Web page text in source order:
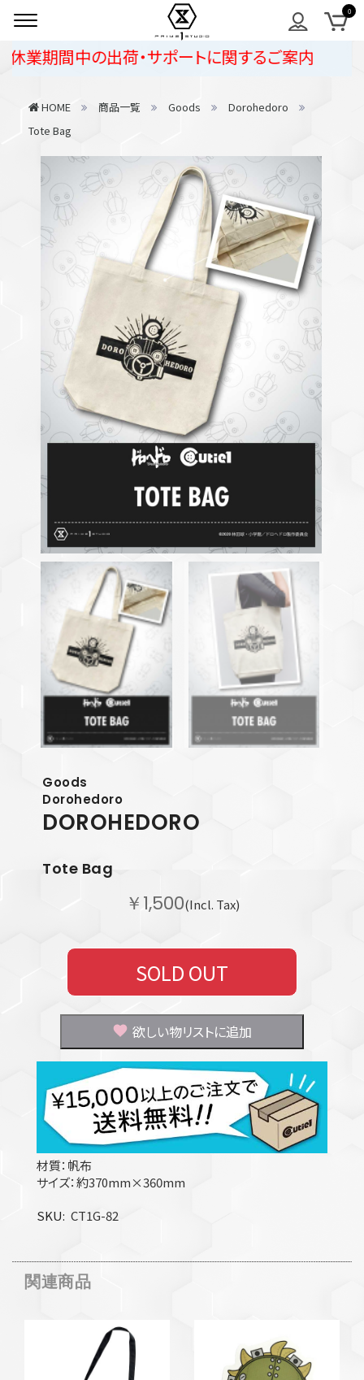
期間中の出荷・サポートに関するご案内
HOME 商品一覧 Goods
Dorohedoro
Tote Bag
Goods
Dorohedoro
DOROHEDORO
Tote Bag
￥1,500(Incl. Tax)
SOLD OUT
欲しい物リストに追加
材質：帆布
サイズ：約370mm×360mm
SKU CT1G-82
関連商品